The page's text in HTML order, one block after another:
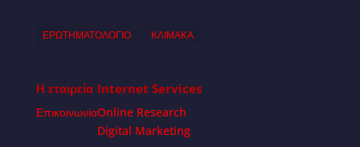
ΕΡΩΤΗΜΑΤΟΛΟΓΙΟ ΚΛΙΜΑΚΑ
Η εταιρεία
Επικοινωνία
Internet Services
Online Research
Digital Marketing